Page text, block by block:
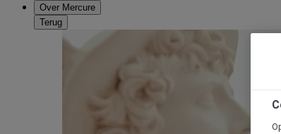
Over Mercure
Terug